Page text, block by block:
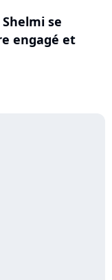
se
engagé et